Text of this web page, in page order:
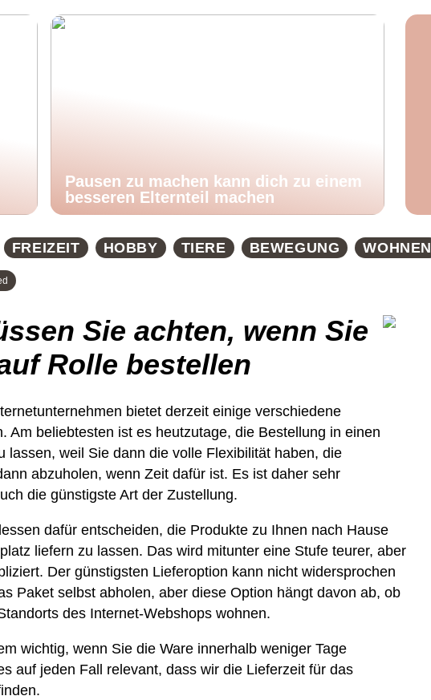
Pausen zu machen kann dich zu einem
besseren Elternteil machen
FREIZEIT HOBBY TIERE BEWEGUNG WOHNEN
Sie achten, wenn Sie
Rolle bestellen
bietet derzeit einige verschiedene
Am beliebtesten ist es heutzutage, die Bestellung in einen
lassen, weil Sie dann die volle Flexibilität haben, die
abzuholen, wenn Zeit dafür ist. Es ist daher sehr
die günstigste Art der Zustellung.
dafür entscheiden, die Produkte zu Ihnen nach Hause
liefern zu lassen. Das wird mitunter eine Stufe teurer, aber
Der günstigsten Lieferoption kann nicht widersprochen
Paket selbst abholen, aber diese Option hängt davon ab, ob
des Internet-Webshops wohnen.
wichtig, wenn Sie die Ware innerhalb weniger Tage
auf jeden Fall relevant, dass wir die Lieferzeit für das